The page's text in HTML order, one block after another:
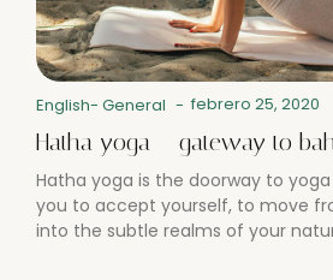
English- General - febrero 25, 2020
Hatha yoga – gateway to
Hatha yoga is the doorway to
you to accept yourself, to move
into the subtle realms of your